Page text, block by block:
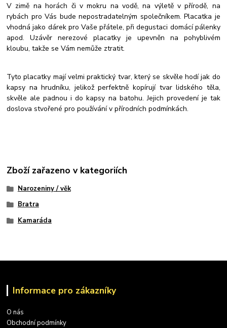
V zimě na horách či v mokru na vodě, na výletě v přírodě, na
rybách pro Vás bude nepostradatelným společníkem. Placatka je
vhodná jako dárek pro Vaše přátele, při degustaci domácí pálenky
apod. Uzávěr nerezové placatky je upevněn na pohyblivém
kloubu, takže se Vám nemůže ztratit.
Tyto placatky mají velmi praktický tvar, který se skvěle hodí jak do
kapsy na hrudníku, jelikož perfektně kopírují tvar lidského těla,
skvěle ale padnou i do kapsy na batohu. Jejich provedení je tak
doslova stvořené pro používání v přírodních podmínkách.
Zboží zařazeno v kategoriích
Narozeniny / věk
Bratra
Kamaráda
Informace pro zákazníky
O nás
Obchodní podmínky